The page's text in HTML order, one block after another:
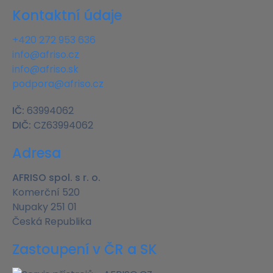
Kontaktní údaje
+420 272 953 636
info@afriso.cz
info@afriso.sk
podpora@afriso.cz
IČ: 63994062
DIČ: CZ63994062
Adresa
AFRISO spol. s r. o.
Komerční 520
Nupaky 251 01
Česká Republika
Zastoupení v ČR a SK